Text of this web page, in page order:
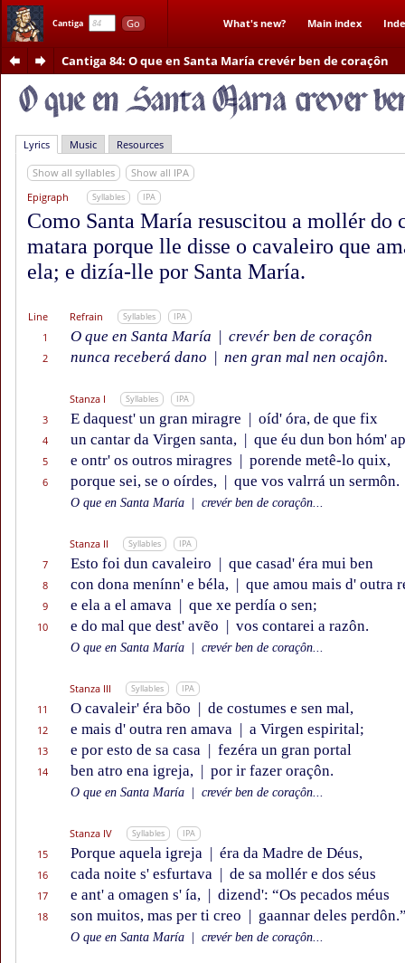
Cantiga Go What's new? Main index
Cantiga 84: O que en Santa María crevér ben de coraçôn
Lyrics Music Resources
Show all syllables
Show all IPA
Epigraph
Syllables IPA
Como Santa María resuscitou a mollér do
matara porque lle disse o cavaleiro que
ela; e dizía-lle por Santa María.
Line Refrain Syllables IPA
1 O que en Santa María | crevér ben de coraçôn
2 nunca receberá dano | nen gran mal nen ocajôn.
Stanza I Syllables IPA
3 E daquest' un gran miragre | oíd' óra, de que fix
4 un cantar da Virgen santa, | que éu dun bon hóm'
5 e ontr' os outros miragres | porende metê-lo quix,
6 porque sei, se o oírdes, | que vos valrrá un sermôn.
O que en Santa María crevér ben de coraçôn...
Stanza II Syllables IPA
7 Esto foi dun cavaleiro | que casad' éra mui ben
8 con dona menínn' e béla, | que amou mais d' outra
9 e ela a el amava | que xe perdía o sen;
10 e do mal que dest' avẽo | vos contarei a razôn.
O que en Santa María crevér ben de coraçôn...
Stanza III Syllables IPA
11 O cavaleir' éra bõo | de costumes e sen mal,
12 e mais d' outra ren amava | a Virgen espirital;
13 e por esto de sa casa | fezéra un gran portal
14 ben atro ena igreja, | por ir fazer oraçôn.
O que en Santa María crevér ben de coraçôn...
Stanza IV Syllables IPA
15 Porque aquela igreja | éra da Madre de Déus,
16 cada noite s' esfurtava | de sa mollér e dos séus
17 e ant' a omagen s' ía, | dizend': “Os pecados méus
18 son muitos, mas per ti creo | gaannar deles
O que en Santa María crevér ben de coraçôn...